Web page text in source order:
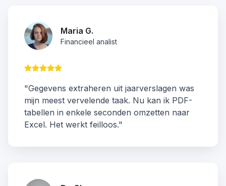
Maria G.
Financieel analist
"Gegevens extraheren uit jaarverslagen was
mijn meest vervelende taak. Nu kan ik PDF-
tabellen in enkele seconden omzetten naar
Excel. Het werkt feilloos."